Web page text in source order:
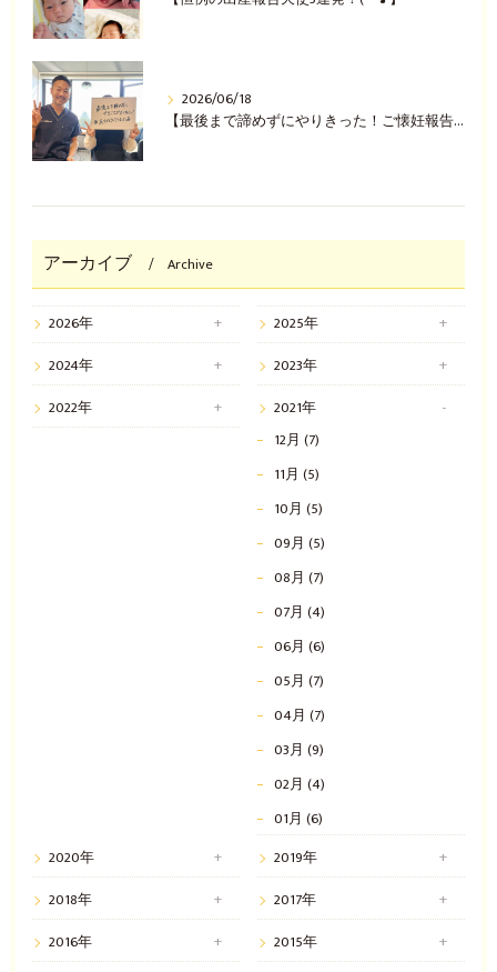
2026/06/18
【最後まで諦めずにやりきった！ご懐妊報告(^^♪】
アーカイブ Archive
2026年
2025年
2024年
2023年
2022年
2021年
12月 (7)
11月 (5)
10月 (5)
09月 (5)
08月 (7)
07月 (4)
06月 (6)
05月 (7)
04月 (7)
03月 (9)
02月 (4)
01月 (6)
2020年
2019年
2018年
2017年
2016年
2015年